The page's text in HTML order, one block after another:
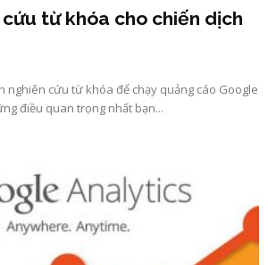
từ khóa cho chiến dịch
nghiên cứu từ khóa để chạy quảng cáo Google
điều quan trọng nhất bạn...